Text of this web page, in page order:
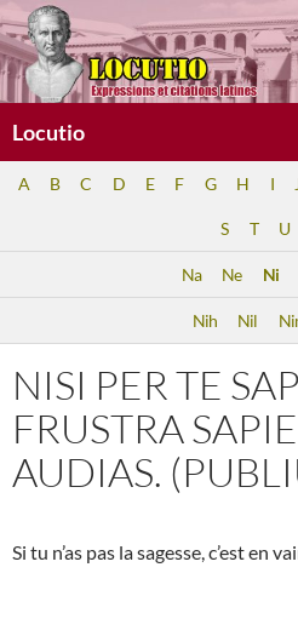
Aller
au
contenu
Locutio
A B C D E F G H I
S T U
Na Ne Ni
Nih Nil
NISI PER TE
FRUSTRA
AUDIAS.
Si tu n’as pas la sagesse, c’est en